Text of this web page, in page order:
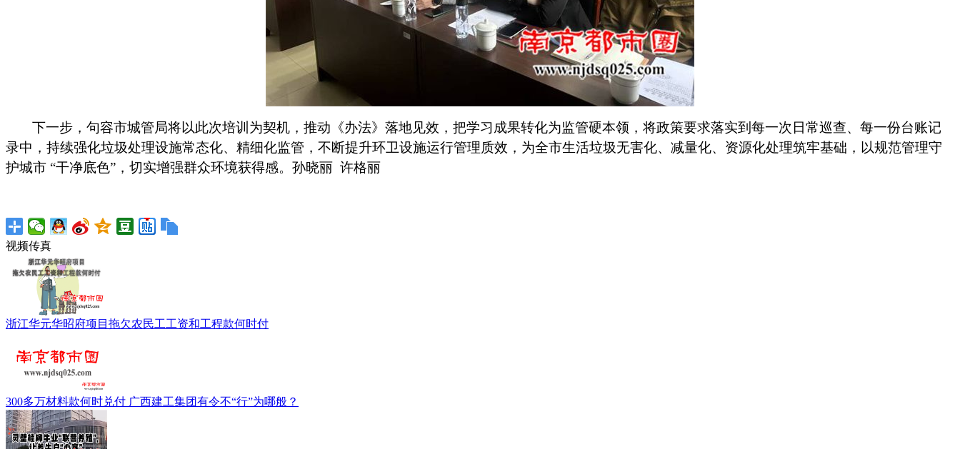
下一步，句容市城管局将以此次培训为契机，推动《办法》落地见效，把学习成果转化为监管硬本领，将政策要求落实到每一次日常巡查、每一份台账记
录中，持续强化垃圾处理设施常态化、精细化监管，不断提升环卫设施运行管理质效，为全市生活垃圾无害化、减量化、资源化处理筑牢基础，以规范管理守
护城市 “干净底色”，切实增强群众环境获得感。 孙晓丽 许格丽
视频传真
浙江华元华昭府项目拖欠农民工工资和工程款何时付
300多万材料款何时兑付 广西建工集团有令不“行”为哪般？